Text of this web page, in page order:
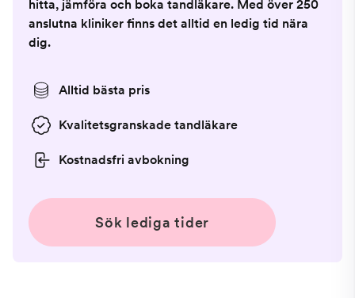
hitta, jämföra och boka tandläkare. Med över 250
anslutna kliniker finns det alltid en ledig tid nära
dig.
Alltid bästa pris
Kvalitetsgranskade tandläkare
Kostnadsfri avbokning
Sök lediga tider